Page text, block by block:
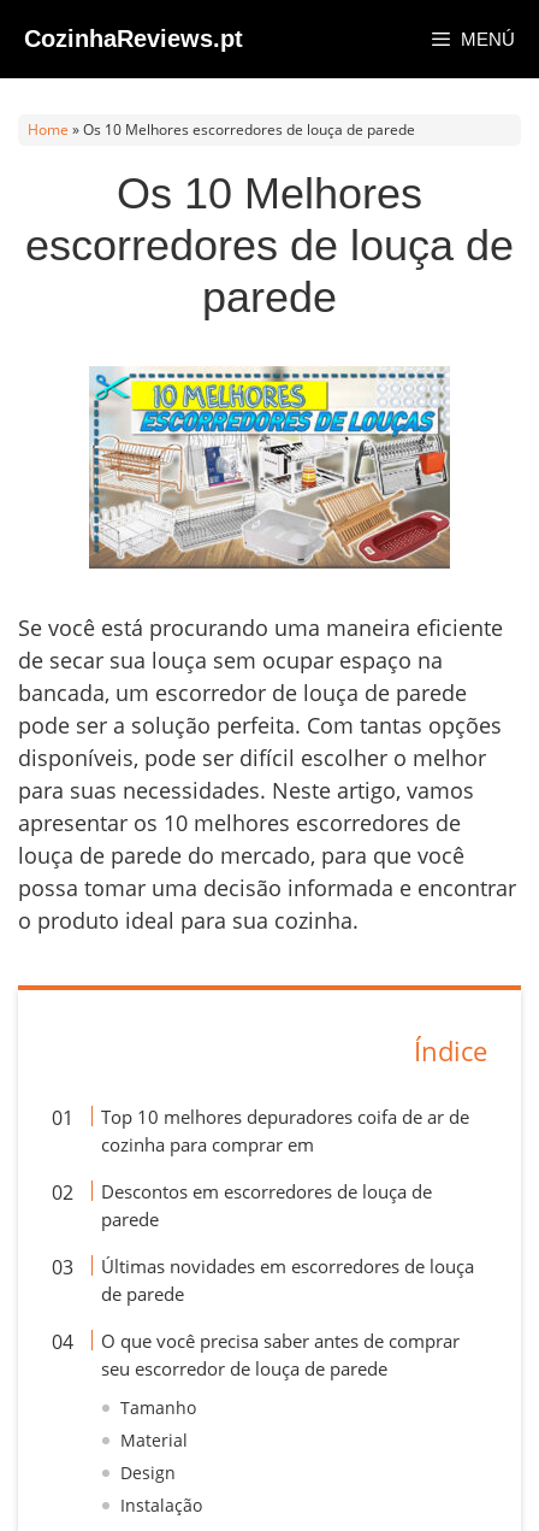
contenido
CozinhaReviews.pt MENÚ
Home »Os 10 Melhores escorredores de louça de parede
Os 10 Melhores
escorredores de louça de
parede
Se você está procurando uma maneira eficiente
de secar sua louça sem ocupar espaço na
bancada, um escorredor de louça de parede
pode ser a solução perfeita. Com tantas opções
disponíveis, pode ser difícil escolher o melhor
para suas necessidades. Neste artigo, vamos
apresentar os 10 melhores escorredores de
louça de parede do mercado, para que você
possa tomar uma decisão informada e encontrar
o produto ideal para sua cozinha.
Índice
Top 10 melhores depuradores coifa de ar de
cozinha para comprar em
Descontos em escorredores de louça de
parede
Últimas novidades em escorredores de louça
de parede
O que você precisa saber antes de comprar
seu escorredor de louça de parede
Tamanho
Material
Design
Instalação